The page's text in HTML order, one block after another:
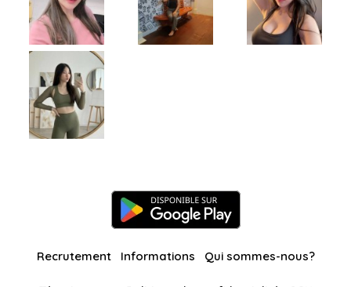
Recrutement Informations Qui sommes-nous?